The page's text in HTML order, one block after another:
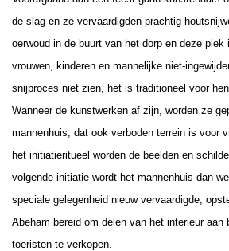
de slag en ze vervaardigden prachtig
oerwoud in de buurt van het dorp en deze
vrouwen, kinderen en mannelijke niet-
snijproces niet zien, het is traditioneel voor
Wanneer de kunstwerken af zijn, worden ze
mannenhuis, dat ook verboden terrein is voor
het initiatieritueel worden de beelden en
volgende initiatie wordt het mannenhuis dan
speciale gelegenheid nieuw vervaardigde,
Abeham bereid om delen van het interieur aan
toeristen te verkopen.